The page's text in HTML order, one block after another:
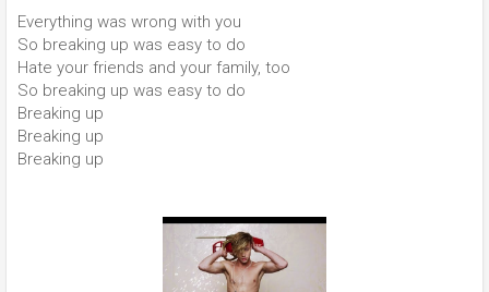
Everything was wrong with you
So breaking up was easy to do
Hate your friends and your family, too
So breaking up was easy to do
Breaking up
Breaking up
Breaking up